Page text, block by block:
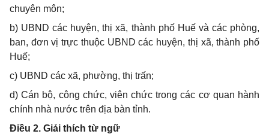
chuyên môn;
b) UBND các huyện, thị xã, thành phố Huế và các phòng,
ban, đơn vị trực thuộc UBND các huyện, thị xã, thành phố
Huế;
c) UBND các xã, phường, thị trấn;
d) Cán bộ, công chức, viên chức trong các cơ quan hành
chính nhà nước trên địa bàn tỉnh.
Điều 2. Giải thích từ ngữ